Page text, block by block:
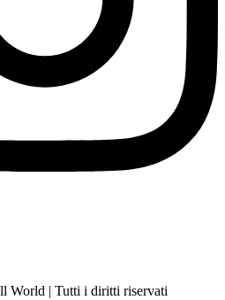
World | Tutti i diritti riservati